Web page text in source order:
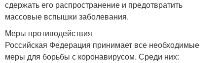
сдержать его распространение и предотвратить
массовые вспышки заболевания.
Меры противодействия
Российская Федерация принимает все необходимые
меры для борьбы с коронавирусом. Среди них: